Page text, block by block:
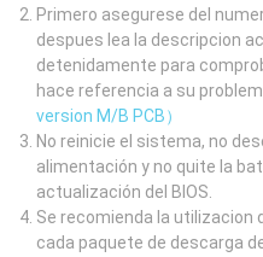
Primero asegurese del
despues lea la descripcion
detenidamente para
hace referencia a su
version M/B PCB）
No reinicie el sistema, no
alimentación y no quite la
actualización del BIOS.
Se recomienda la utilizacion
cada paquete de descarga de